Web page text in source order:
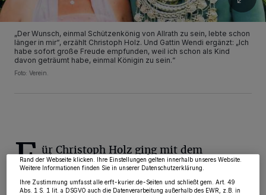
„Der Wunsch, einmal Schützenkönig von Allrath zu sein, lebte schon
länger in mir“, erzählt Christoph Holz. Und Gattin Wendi ergänzt: „Ich
habe sofort große Freude empfunden, weil ich schon als Kind
davon geträumt habe, einmal Königin zu sein.“
Foto: Verein.
F ür Christoph Holz ging mit dem
Königsschuss am Schützenfestmontag
2024 ein großer Traum in Erfüllung. „Der
wieder aufrufen, um Ihre Einstellungen zu ändern oder Ihre Einwilligung zu
widerrufen, indem Sie auf den Link Einstellungen oder Ablehnen am unteren
Rand der Webseite klicken. Ihre Einstellungen gelten innerhalb unseres Website.
Weitere Informationen finden Sie in unserer Datenschutzerklärung.
Ihre Zustimmung umfasst alle erft-kurier.de-Seiten und schließt gem. Art. 49
Abs. 1 S. 1 lit. a DSGVO auch die Datenverarbeitung außerhalb des EWR, z.B. in